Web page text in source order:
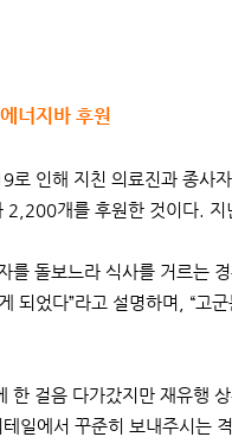
너지바 후원
인해 지친 의료진과 종사
개를 후원한 것이다.
돌보느라 식사를 거르는
되었다”라고 설명하며, “고
한 걸음 다가갔지만 재유행
일에서 꾸준히 보내주시는